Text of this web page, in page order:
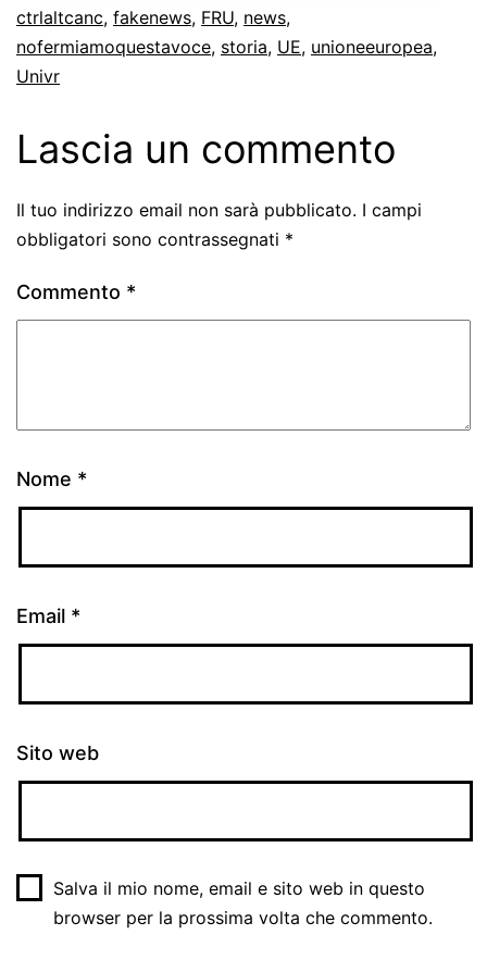
ctrlaltcanc, fakenews, FRU, news,
nofermiamoquestavoce, storia, UE, unioneeuropea,
Univr
Lascia un commento
Il tuo indirizzo email non sarà pubblicato. I campi
obbligatori sono contrassegnati *
Commento *
Nome *
Email *
Sito web
Salva il mio nome, email e sito web in questo
browser per la prossima volta che commento.